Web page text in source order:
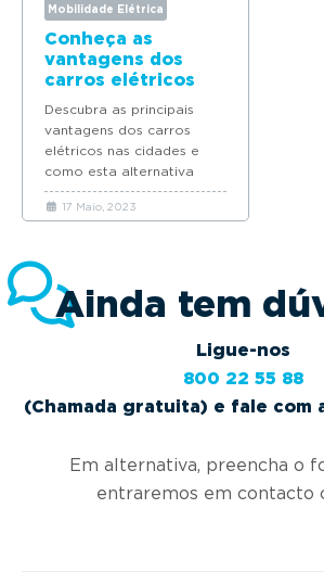
Mobilidade Elétrica
Conheça as
vantagens dos
carros elétricos
para a mobilidade
urbana
Descubra as principais
vantagens dos carros
elétricos nas cidades e
como esta alternativa
pode transformar o futuro
da mobilidade urbana.
17 Maio, 2023
Ainda tem
Ligue-nos
800 22 55 88
(Chamada gratuita) e fale com
Em alternativa, preencha o
entraremos em contacto